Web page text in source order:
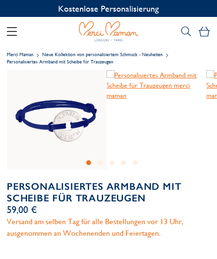
Kostenlose Personalisierung
Merci Maman
Neue Kollektion von personalisiertem Schmuck - Neuheiten
Personalisiertes Armband mit Scheibe für Trauzeugen
PERSONALISIERTES ARMBAND MIT
SCHEIBE FÜR TRAUZEUGEN
59,00 €
Versand am selben Tag für alle Bestellungen vor 13 Uhr,
ausgenommen an Wochenenden und Feiertagen.